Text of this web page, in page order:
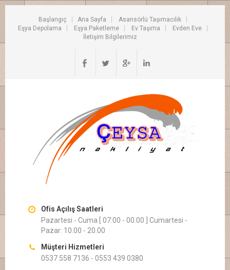
Başlangıç Ana Sayfa
Asansörlü Taşımacılık
Eşya Depolama
Eşya Paketleme Ev Taşıma
Evden Eve
İletişim Bilgilerimiz
Ofis Açılış Saatleri
Pazartesi - Cuma [ 07:00 - 00.00 ] Cumartesi -
Pazar: 10.00 - 20.00
Müşteri Hizmetleri
0537 558 7136 - 0553 439 0380